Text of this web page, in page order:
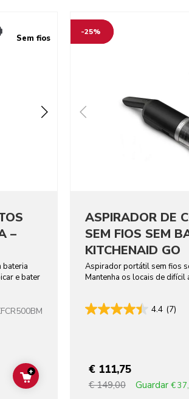
Sem fios
–
bateria
e bater
ADD TO CART
+
-25%
ASPIRADOR DE
SEM FIOS SEM
KITCHENAID GO
Aspirador portátil sem fios
Mantenha os locais de difícil
4.4 (7)
€ 111,75
€ 149,00 Guardar €